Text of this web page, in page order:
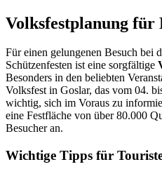
Volksfestplanung für
Für einen gelungenen Besuch bei
Schützenfesten ist eine sorgfältige
Besonders in den beliebten
Volksfest in Goslar, das vom 04.
wichtig, sich im Voraus zu
eine Festfläche von über 80.000
Besucher an.
Wichtige Tipps für